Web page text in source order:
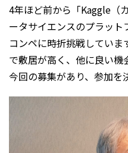
4年ほど前から「Kaggle（
ータサイエンスのプラット
コンペに時折挑戦してい
で敷居が高く、他に良い
今回の募集があり、参加を